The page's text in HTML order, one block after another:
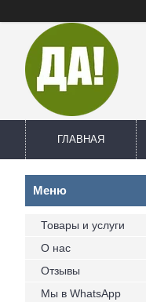
ГЛАВНАЯ
Товары и услуги
О нас
Отзывы
Мы в WhatsApp